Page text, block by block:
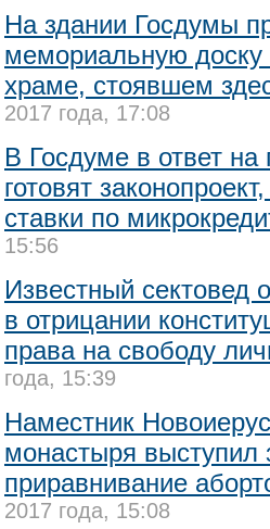
На здании Госдумы
мемориальную
храме, стоявшем
2017 года, 17:08
В Госдуме в ответ на
готовят
ставки по
15:56
Известный сектовед
в отрицании
права на свободу
года, 15:39
Наместник
монастыря выступил
приравнивание
2017 года, 15:08